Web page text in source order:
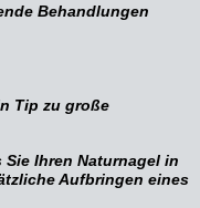
Behandlungen
ein Tip zu große
Ihren Naturnagel in
Aufbringen eines